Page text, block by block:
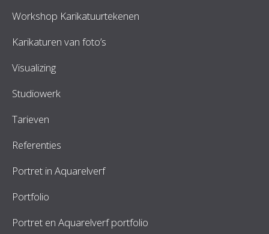
Workshop Karikatuurtekenen
Karikaturen van foto’s
Visualizing
Studiowerk
Tarieven
Referenties
Portret in Aquarelverf
Portfolio
Portret en Aquarelverf portfolio